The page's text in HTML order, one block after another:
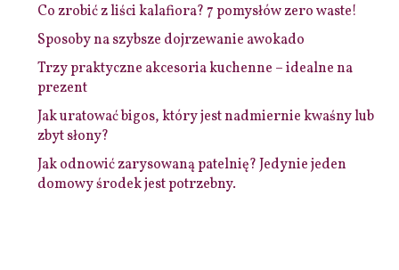
Co zrobić z liści kalafiora? 7 pomysłów zero waste!
Sposoby na szybsze dojrzewanie awokado
Trzy praktyczne akcesoria kuchenne – idealne na
prezent
Jak uratować bigos, który jest nadmiernie kwaśny lub
zbyt słony?
Jak odnowić zarysowaną patelnię? Jedynie jeden
domowy środek jest potrzebny.